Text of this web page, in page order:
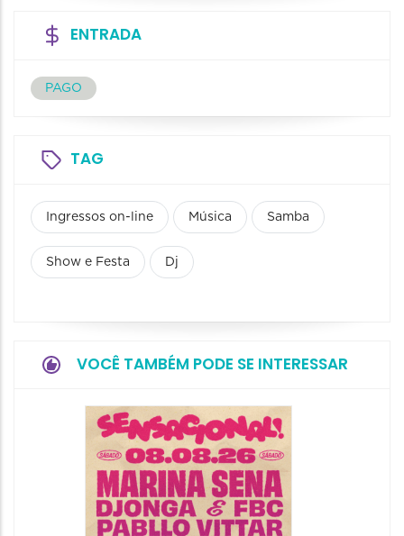
ENTRADA
PAGO
TAG
Ingressos on-line Música Samba
Show e Festa Dj
VOCÊ TAMBÉM PODE SE INTERESSAR